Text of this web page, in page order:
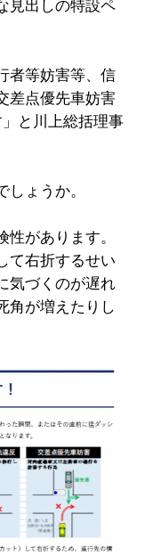
見出しの特設ペ
者等妨害等、信
差点優先車妨害
と川上総括理事
ょうか。
性があります。
て右折するせい
気づくのが遅れ
角が増えたりし